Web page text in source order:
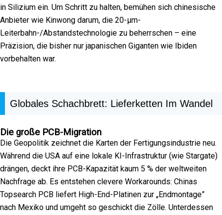
in Silizium ein. Um Schritt zu halten, bemühen sich chinesische
Anbieter wie Kinwong darum, die 20-μm-
Leiterbahn-/Abstandstechnologie zu beherrschen – eine
Präzision, die bisher nur japanischen Giganten wie Ibiden
vorbehalten war.
Globales Schachbrett: Lieferketten Im Wandel
Die große PCB-Migration
Die Geopolitik zeichnet die Karten der Fertigungsindustrie neu.
Während die USA auf eine lokale KI-Infrastruktur (wie Stargate)
drängen, deckt ihre PCB-Kapazität kaum 5 % der weltweiten
Nachfrage ab. Es entstehen clevere Workarounds: Chinas
Topsearch PCB liefert High-End-Platinen zur „Endmontage”
nach Mexiko und umgeht so geschickt die Zölle. Unterdessen